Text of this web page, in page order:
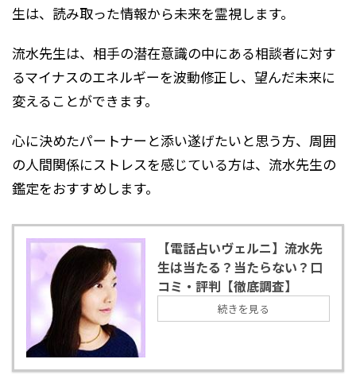
生は、読み取った情報から未来を霊視します。
流水先生は、相手の潜在意識の中にある相談者に対す
るマイナスのエネルギーを波動修正し、望んだ未来に
変えることができます。
心に決めたパートナーと添い遂げたいと思う方、周囲
の人間関係にストレスを感じている方は、流水先生の
鑑定をおすすめします。
【電話占いヴェルニ】流水先
生は当たる？当たらない？口
コミ・評判【徹底調査】
続きを見る